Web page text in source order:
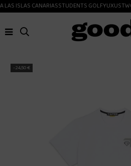
ISLAS CANARIASSTUDENTS GOLFYUXUS
-24,50 €